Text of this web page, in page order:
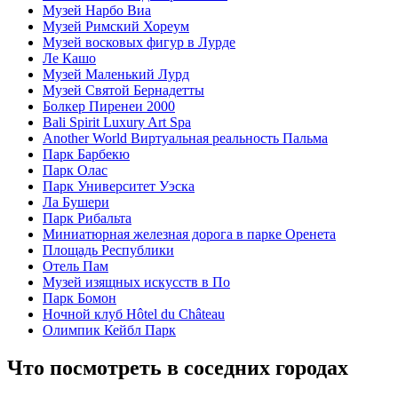
Музей Нарбо Виа
Музей Римский Хореум
Музей восковых фигур в Лурде
Ле Кашо
Музей Маленький Лурд
Музей Святой Бернадетты
Болкер Пиренеи 2000
Bali Spirit Luxury Art Spa
Another World Виртуальная реальность Пальма
Парк Барбекю
Парк Олас
Парк Университет Уэска
Ла Бушери
Парк Рибальта
Миниатюрная железная дорога в парке Оренета
Площадь Республики
Отель Пам
Музей изящных искусств в По
Парк Бомон
Ночной клуб Hôtel du Château
Олимпик Кейбл Парк
Что посмотреть в соседних городах